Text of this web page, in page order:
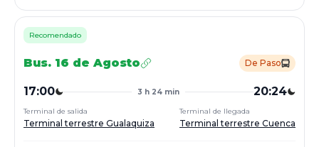
Recomendado
Bus. 16 de Agosto De Paso
17:00 3 h 24 min 20:24
Terminal de salida
Terminal terrestre Gualaquiza
Terminal de llegada
Terminal terrestre Cuenca